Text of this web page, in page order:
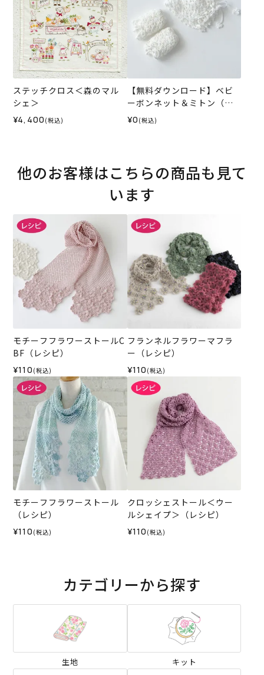
ステッチクロス＜森のマル
シェ＞
¥4,400 (税込)
【無料ダウンロード】ベビ
ーボンネット＆ミトン（レ
シピ）
¥0 (税込)
他のお客様はこちらの商品も見て
います
モチーフフラワーストールC
BF（レシピ）
¥110 (税込)
フランネルフラワーマフラ
ー（レシピ）
¥110 (税込)
モチーフフラワーストール
（レシピ）
¥110 (税込)
クロッシェストール＜ウー
ルシェイプ＞（レシピ）
¥110 (税込)
カテゴリーから探す
生地 キット